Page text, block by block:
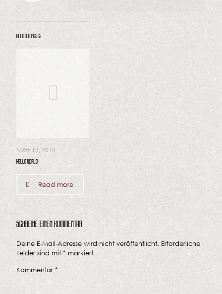
Related posts
März 13, 2019
Hello world!
Read more
Schreibe einen Kommentar
Deine E-Mail-Adresse wird nicht veröffentlicht. Erforderliche
Felder sind mit* markiert
Kommentar *